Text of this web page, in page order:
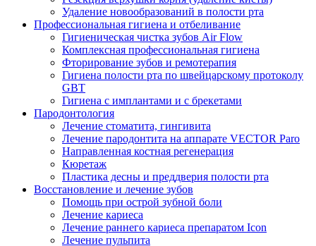
Удаление новообразований в полости рта
Профессиональная гигиена и отбеливание
Гигиеническая чистка зубов Air Flow
Комплексная профессиональная гигиена
Фторирование зубов и ремотерапия
Гигиена полости рта по швейцарскому протоколу
GBT
Гигиена с имплантами и с брекетами
Пародонтология
Лечение стоматита, гингивита
Лечение пародонтита на аппарате VECTOR Paro
Направленная костная регенерация
Кюретаж
Пластика десны и преддверия полости рта
Восстановление и лечение зубов
Помощь при острой зубной боли
Лечение кариеса
Лечение раннего кариеса препаратом Icon
Лечение пульпита